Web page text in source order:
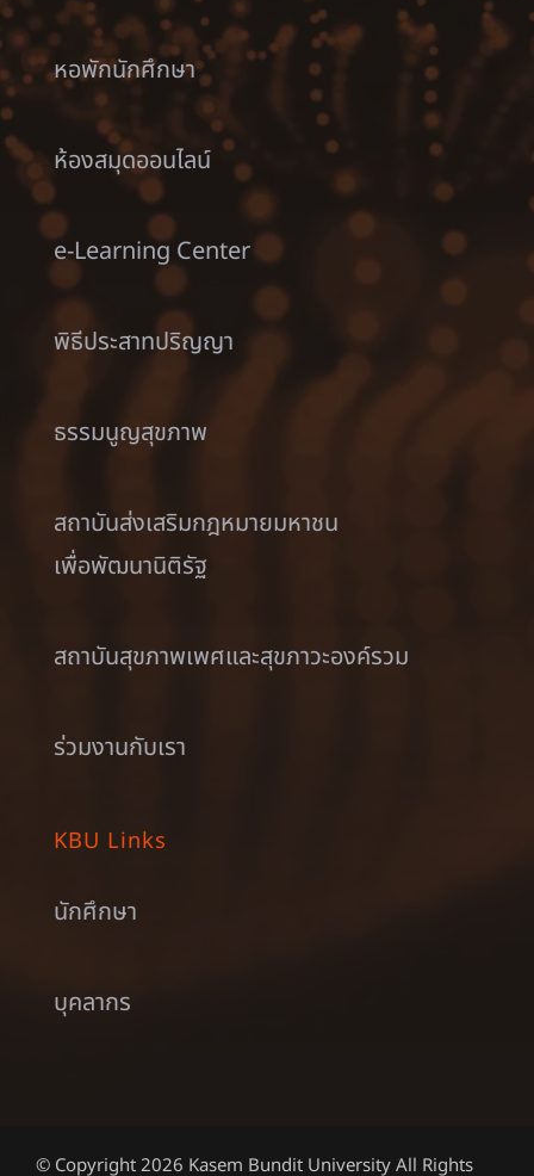
หอพักนักศึกษา
ห้องสมุดออนไลน์
e-Learning Center
พิธีประสาทปริญญา
ธรรมนูญสุขภาพ
สถาบันส่งเสริมกฎหมายมหาชน
เพื่อพัฒนานิติรัฐ
สถาบันสุขภาพเพศและสุขภาวะองค์รวม
ร่วมงานกับเรา
KBU Links
นักศึกษา
บุคลากร
© Copyright 2026 Kasem Bundit University All Rights